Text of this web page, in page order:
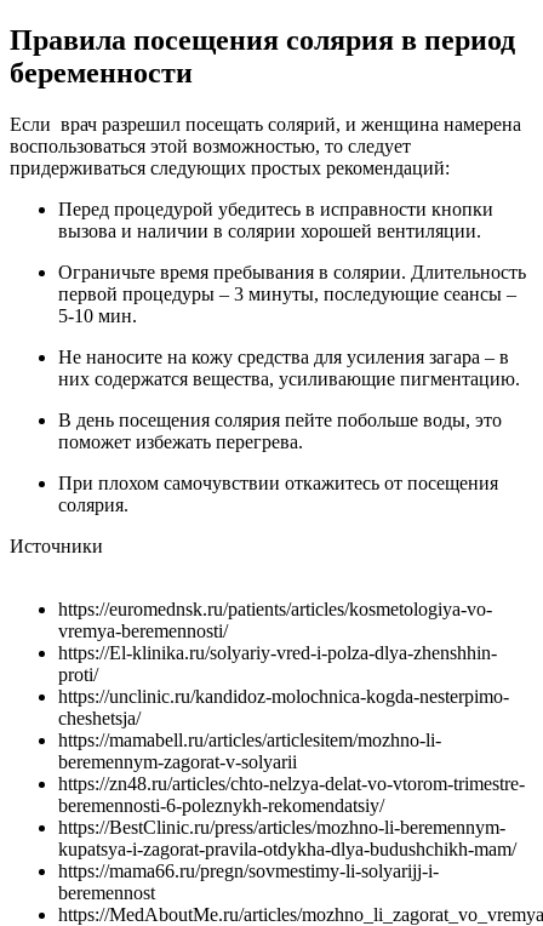
Правила посещения солярия в период
беременности
Если врач разрешил посещать солярий, и женщина намерена
воспользоваться этой возможностью, то следует
придерживаться следующих простых рекомендаций:
Перед процедурой убедитесь в исправности кнопки
вызова и наличии в солярии хорошей вентиляции.
Ограничьте время пребывания в солярии. Длительность
первой процедуры – 3 минуты, последующие сеансы –
5-10 мин.
Не наносите на кожу средства для усиления загара – в
них содержатся вещества, усиливающие пигментацию.
В день посещения солярия пейте побольше воды, это
поможет избежать перегрева.
При плохом самочувствии откажитесь от посещения
солярия.
Источники
https://euromednsk.ru/patients/articles/kosmetologiya-vo-
vremya-beremennosti/
https://El-klinika.ru/solyariy-vred-i-polza-dlya-zhenshhin-
proti/
https://unclinic.ru/kandidoz-molochnica-kogda-nesterpimo-
cheshetsja/
https://mamabell.ru/articles/articlesitem/mozhno-li-
beremennym-zagorat-v-solyarii
https://zn48.ru/articles/chto-nelzya-delat-vo-vtorom-trimestre-
beremennosti-6-poleznykh-rekomendatsiy/
https://BestClinic.ru/press/articles/mozhno-li-beremennym-
kupatsya-i-zagorat-pravila-otdykha-dlya-budushchikh-mam/
https://mama66.ru/pregn/sovmestimy-li-solyarijj-i-
beremennost
https://MedAboutMe.ru/articles/